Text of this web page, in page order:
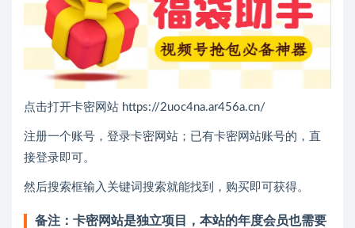
点击打开卡密网站 https://2uoc4na.ar456a.cn/
注册一个账号，登录卡密网站；已有卡密网站账号的，直
接登录即可。
然后搜索框输入关键词搜索就能找到，购买即可获得。
备注：卡密网站是独立项目，本站的年度会员也需要